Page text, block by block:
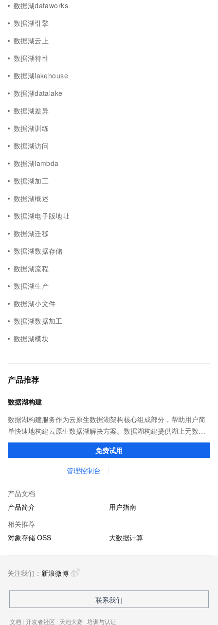
数据湖dataworks
数据湖引擎
数据湖云上
数据湖特性
数据湖lakehouse
数据湖datalake
数据湖差异
数据湖训练
数据湖访问
数据湖lambda
数据湖加工
数据湖概述
数据湖电子版地址
数据湖迁移
数据湖数据存储
数据湖流程
数据湖生产
数据湖小文件
数据湖数据加工
数据湖模块
产品推荐
数据湖构建
数据湖构建服务作为云原生数据湖架构核心组成部分，帮助用户简
单快速地构建云原生数据湖解决方案。数据湖构建提供湖上元数据
统一管理、企业级权限控制，并无缝对接多种计算引擎，打破数据
免费试用
管理控制台
产品文档
产品简介
用户指南
相关推荐
对象存储 OSS
大数据计算
关注我们： 新浪微博
联系我们
文档 | 开发者社区 | 天池大赛 | 培训与认证